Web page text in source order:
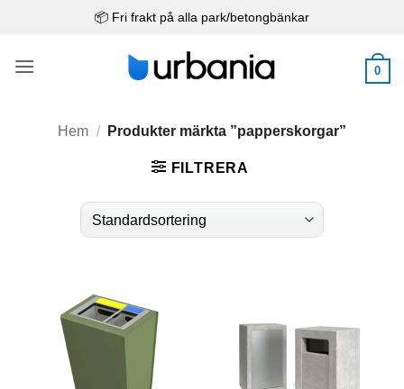
📦 Fri frakt på alla park/betongbänkar
0
Hem / Produkter märkta ”papperskorgar”
FILTRERA